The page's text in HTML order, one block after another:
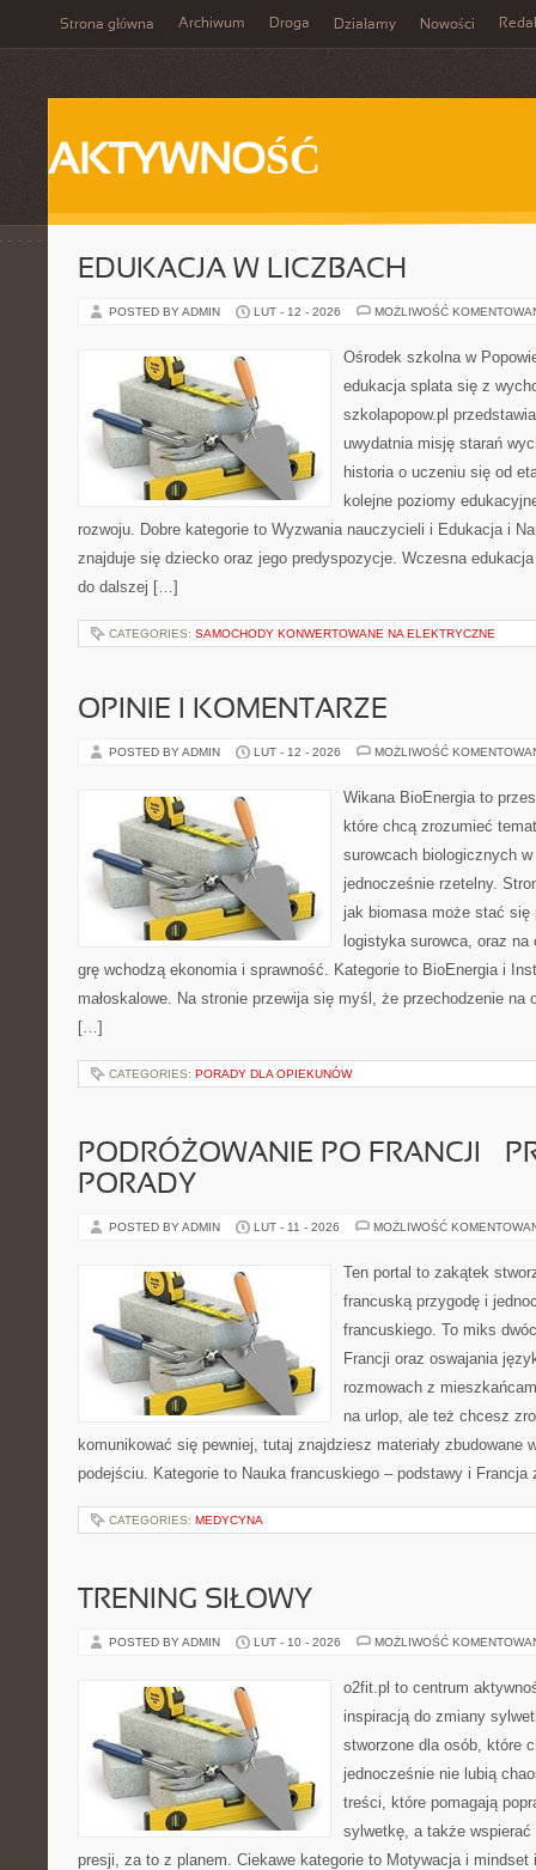
Strona główna Archiwum Droga Działamy Nowości
AKTYWNOŚĆ
EDUKACJA W LICZBACH
POSTED BY ADMIN LUT - 12 - 2026 MOŻLIWOŚĆ
Ośrodek szkolna w
edukacja splata się z
szkolapopow.pl
uwydatnia misję starań
historia o uczeniu się od
kolejne poziomy
rozwoju. Dobre kategorie to Wyzwania nauczycieli i Edukacja i
znajduje się dziecko oraz jego predyspozycje. Wczesna
do dalszej […]
CATEGORIES: SAMOCHODY KONWERTOWANE NA ELEKTRYCZNE
OPINIE I KOMENTARZE
POSTED BY ADMIN LUT - 12 - 2026 MOŻLIWOŚĆ
Wikana BioEnergia to
które chcą zrozumieć
surowcach biologicznych
jednocześnie rzetelny.
jak biomasa może stać się
logistyka surowca, oraz
grę wchodzą ekonomia i sprawność. Kategorie to BioEnergia i
małoskalowe. Na stronie przewija się myśl, że przechodzenie na
[…]
CATEGORIES: PORADY DLA OPIEKUNÓW
PODRÓŻOWANIE PO FRANCJI –
PORADY
POSTED BY ADMIN LUT - 11 - 2026 MOŻLIWOŚĆ
Ten portal to zakątek
francuską przygodę i
francuskiego. To miks
Francji oraz oswajania
rozmowach z
na urlop, ale też chcesz
komunikować się pewniej, tutaj znajdziesz materiały zbudowane
podejściu. Kategorie to Nauka francuskiego – podstawy i
CATEGORIES: MEDYCYNA
TRENING SIŁOWY
POSTED BY ADMIN LUT - 10 - 2026 MOŻLIWOŚĆ
o2fit.pl to centrum
inspiracją do zmiany
stworzone dla osób, które
jednocześnie nie lubią
treści, które pomagają
sylwetkę, a także
presji, za to z planem. Ciekawe kategorie to Motywacja i mindset